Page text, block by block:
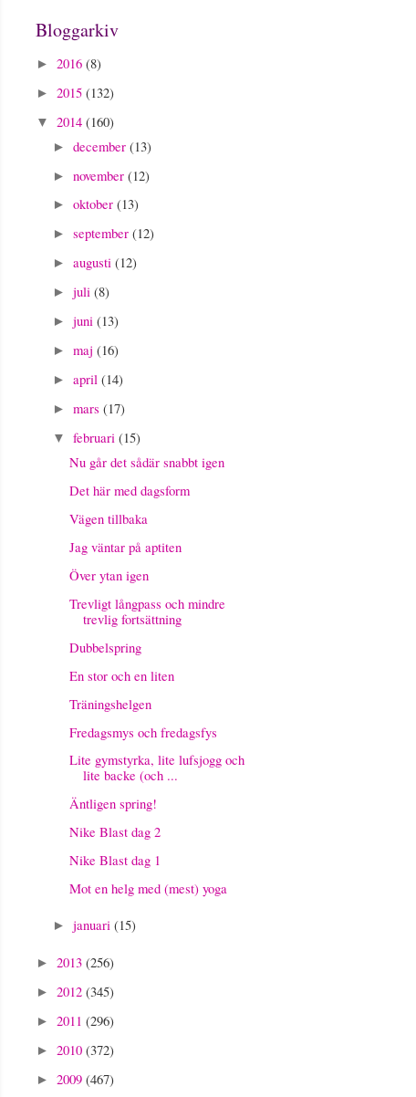
Bloggarkiv
► 2016 (8)
► 2015 (132)
▼ 2014 (160)
► december (13)
► november (12)
► oktober (13)
► september (12)
► augusti (12)
► juli (8)
► juni (13)
► maj (16)
► april (14)
► mars (17)
▼ februari (15)
Nu går det sådär snabbt igen
Det här med dagsform
Vägen tillbaka
Jag väntar på aptiten
Över ytan igen
Trevligt långpass och mindre
trevlig fortsättning
Dubbelspring
En stor och en liten
Träningshelgen
Fredagsmys och fredagsfys
Lite gymstyrka, lite lufsjogg och
lite backe (och ...
Äntligen spring!
Nike Blast dag 2
Nike Blast dag 1
Mot en helg med (mest) yoga
► januari (15)
► 2013 (256)
► 2012 (345)
► 2011 (296)
► 2010 (372)
► 2009 (467)